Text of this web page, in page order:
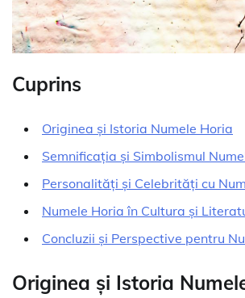
Cuprins
Originea și Istoria Numele Horia
Semnificația și Simbolismul
Personalități și Celebrități cu
Numele Horia în Cultura și
Concluzii și Perspective pentru
Originea și Istoria